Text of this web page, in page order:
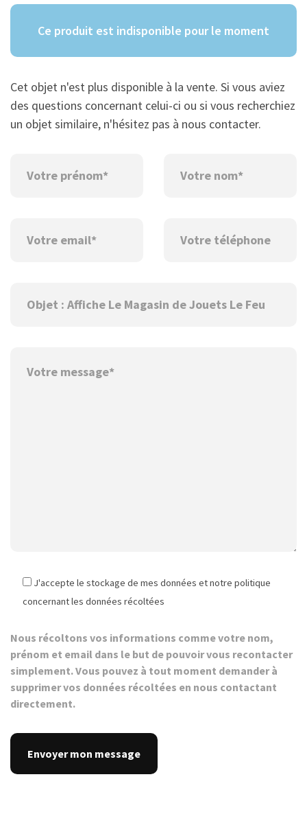
Ce produit est indisponible pour le moment
Cet objet n'est plus disponible à la vente. Si vous aviez
des questions concernant celui-ci ou si vous recherchiez
un objet similaire, n'hésitez pas à nous contacter.
J'accepte le stockage de mes données et notre politique
concernant les données récoltées
Nous récoltons vos informations comme votre nom,
prénom et email dans le but de pouvoir vous recontacter
simplement. Vous pouvez à tout moment demander à
supprimer vos données récoltées en nous contactant
directement.